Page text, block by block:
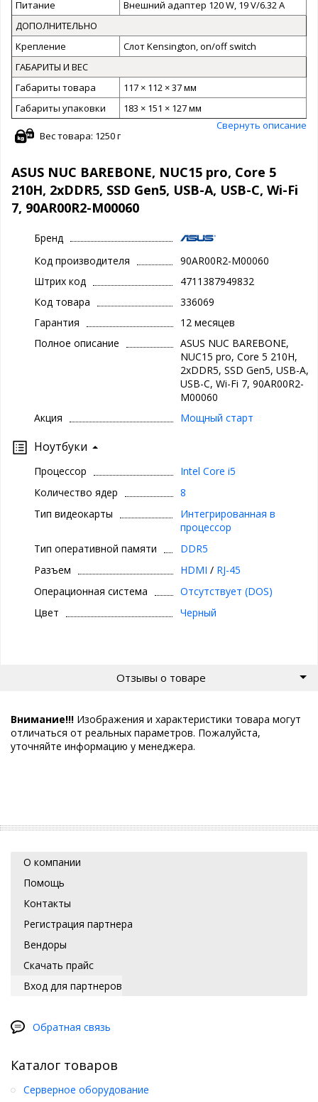
Питание
Внешний адаптер 120 W, 19 V/6.32 A
ДОПОЛНИТЕЛЬНО
Крепление
Слот Kensington, on/off switch
ГАБАРИТЫ И ВЕС
Габариты товара
117 × 112 × 37 мм
Габариты упаковки
183 × 151 × 127 мм
Свернуть описание
Вес товара: 1250 г
ASUS NUC BAREBONE, NUC15 pro, Core 5
210H, 2xDDR5, SSD Gen5, USB-A, USB-C, Wi-Fi
7, 90AR00R2-M00060
Бренд
Код производителя
90AR00R2-M00060
Штрих код
4711387949832
Код товара
336069
Гарантия
12 месяцев
Полное описание
ASUS NUC BAREBONE,
NUC15 pro, Core 5 210H,
2xDDR5, SSD Gen5, USB-A,
USB-C, Wi-Fi 7, 90AR00R2-
M00060
Акция
Мощный старт
Ноутбуки
Процессор
Intel Core i5
Количество ядер
8
Тип видеокарты
Интегрированная в
процессор
Тип оперативной памяти
DDR5
Разъем
HDMI / RJ-45
Операционная система
Отсутствует (DOS)
Цвет
Черный
Отзывы о товаре
Внимание!!! Изображения и характеристики товара могут
отличаться от реальных параметров. Пожалуйста,
уточняйте информацию у менеджера.
О компании
Помощь
Контакты
Регистрация партнера
Вендоры
Скачать прайс
Вход для партнеров
Обратная связь
Каталог товаров
Серверное оборудование